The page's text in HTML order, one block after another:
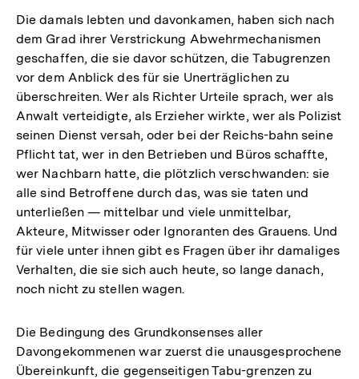
Die damals lebten und davonkamen, haben sich nach
dem Grad ihrer Verstrickung Abwehrmechanismen
geschaffen, die sie davor schützen, die Tabugrenzen
vor dem Anblick des für sie Unerträglichen zu
überschreiten. Wer als Richter Urteile sprach, wer als
Anwalt verteidigte, als Erzieher wirkte, wer als Polizist
seinen Dienst versah, oder bei der Reichs-bahn seine
Pflicht tat, wer in den Betrieben und Büros schaffte,
wer Nachbarn hatte, die plötzlich verschwanden: sie
alle sind Betroffene durch das, was sie taten und
unterließen — mittelbar und viele unmittelbar,
Akteure, Mitwisser oder Ignoranten des Grauens. Und
für viele unter ihnen gibt es Fragen über ihr damaliges
Verhalten, die sie sich auch heute, so lange danach,
noch nicht zu stellen wagen.
Die Bedingung des Grundkonsenses aller
Davongekommenen war zuerst die unausgesprochene
Übereinkunft, die gegenseitigen Tabu-grenzen zu